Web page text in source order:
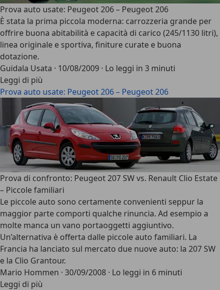
Prova auto usate: Peugeot 206 – Peugeot 206
È stata la prima piccola moderna: carrozzeria grande per
offrire buona abitabilità e capacità di carico (245/1130 litri),
linea originale e sportiva, finiture curate e buona
dotazione.
Guidala Usata · 10/08/2009 · Lo leggi in 3 minuti
Leggi di più
Prova auto usate: Peugeot 206 – Peugeot 206
Prova di confronto: Peugeot 207 SW vs. Renault Clio Estate
– Piccole familiari
Le piccole auto sono certamente convenienti seppur la
maggior parte comporti qualche rinuncia. Ad esempio a
molte manca un vano portaoggetti aggiuntivo.
Un’alternativa è offerta dalle piccole auto familiari. La
Francia ha lanciato sul mercato due nuove auto: la 207 SW
e la Clio Grantour.
Mario Hommen · 30/09/2008 · Lo leggi in 6 minuti
Leggi di più